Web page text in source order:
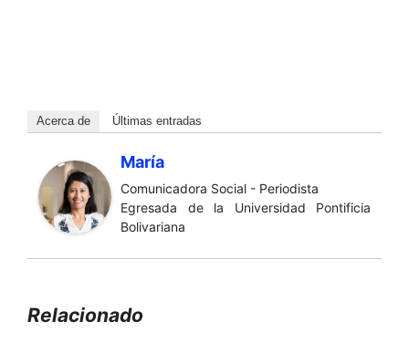
Acerca de Últimas entradas
María
Comunicadora Social - Periodista
Egresada de la Universidad Pontificia
Bolivariana
Relacionado